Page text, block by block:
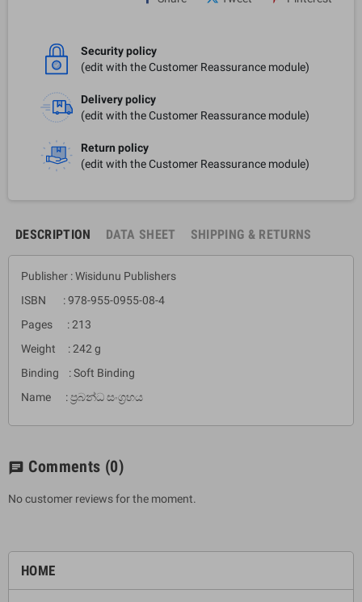
HOME
Security policy
(edit with the Customer Reassurance module)
Delivery policy
(edit with the Customer Reassurance module)
Return policy
(edit with the Customer Reassurance module)
DESCRIPTION DATA SHEET SHIPPING & RETURNS
Publisher : Wisidunu Publishers
ISBN : 978-955-0955-08-4
Pages : 213
Weight : 242 g
Binding : Soft Binding
Name : ප්‍රබන්ධ සංග්‍රහය
chat Comments (0)
No customer reviews for the moment.